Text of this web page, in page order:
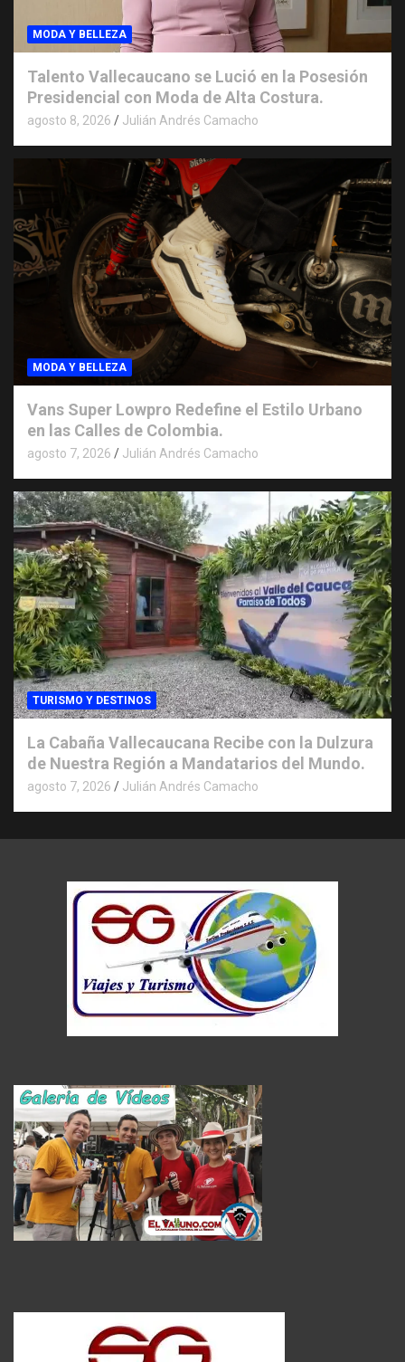
MODA Y BELLEZA
Talento Vallecaucano se Lució en la Posesión
Presidencial con Moda de Alta Costura.
agosto 8, 2026 Julián Andrés Camacho
MODA Y BELLEZA
Vans Super Lowpro Redefine el Estilo Urbano
en las Calles de Colombia.
agosto 7, 2026 Julián Andrés Camacho
TURISMO Y DESTINOS
La Cabaña Vallecaucana Recibe con la Dulzura
de Nuestra Región a Mandatarios del Mundo.
agosto 7, 2026 Julián Andrés Camacho